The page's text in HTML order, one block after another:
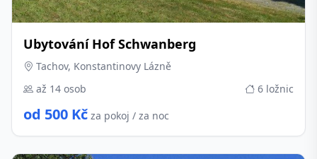
Ubytování Hof Schwanberg
Tachov, Konstantinovy Lázně
až 14 osob
6 ložnic
od 500 Kč za pokoj / za noc